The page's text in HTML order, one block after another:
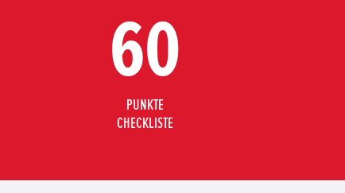
60
PUNKTE
CHECKLISTE